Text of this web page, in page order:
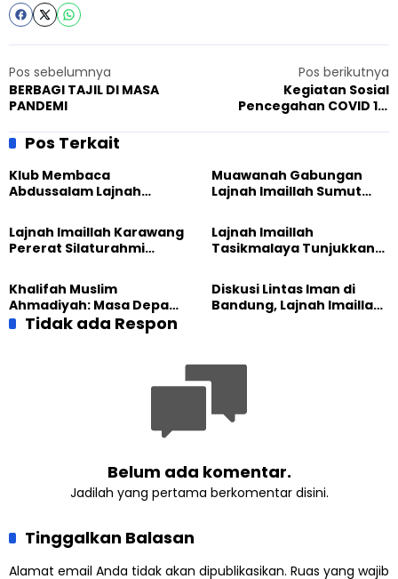
Pos sebelumnya
BERBAGI TAJIL DI MASA
PANDEMI
Pos berikutnya
Kegiatan Sosial
Pencegahan COVID 19,
Banten.
Pos Terkait
Klub Membaca
Abdussalam Lajnah
Gelar Diskusi dan
Tadabbur Alam
Muawanah Gabungan
Lajnah Imaillah Sumut
hingga Edukasi Tangani
Sampah
Lajnah Imaillah Karawang
Pererat Silaturahmi
Masak Bersama
Lajnah Imaillah
Tasikmalaya Tunjukkan
Bangun Ekonomi
Keluarga
Khalifah Muslim
Ahmadiyah: Masa Depan
Anak Dimulai dari
Perempuan yang Terus
Diskusi Lintas Iman di
Bandung, Lajnah Imaillah
Tidak ada Respon
Belum ada komentar.
Jadilah yang pertama berkomentar disini.
Tinggalkan Balasan
Alamat email Anda tidak akan dipublikasikan. Ruas yang wajib